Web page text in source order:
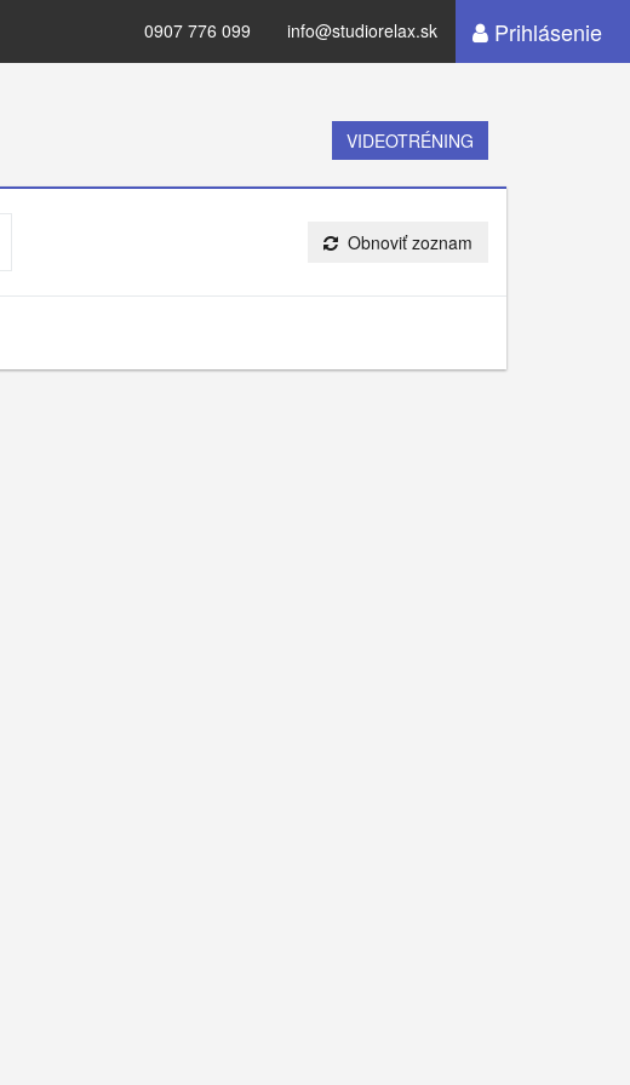
Prihlásenie
0907 776 099 info@studiorelax.sk
VIDEOTRÉNING
Obnoviť zoznam